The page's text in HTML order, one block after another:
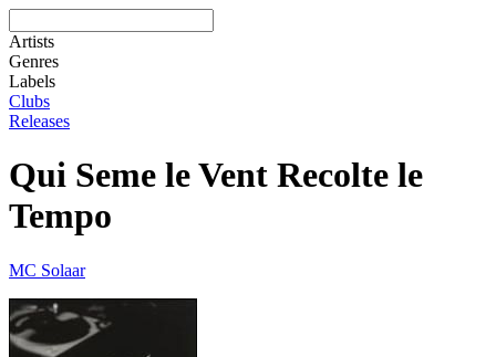
Artists
Genres
Labels
Clubs
Releases
Qui Seme le Vent Recolte le
Tempo
MC Solaar